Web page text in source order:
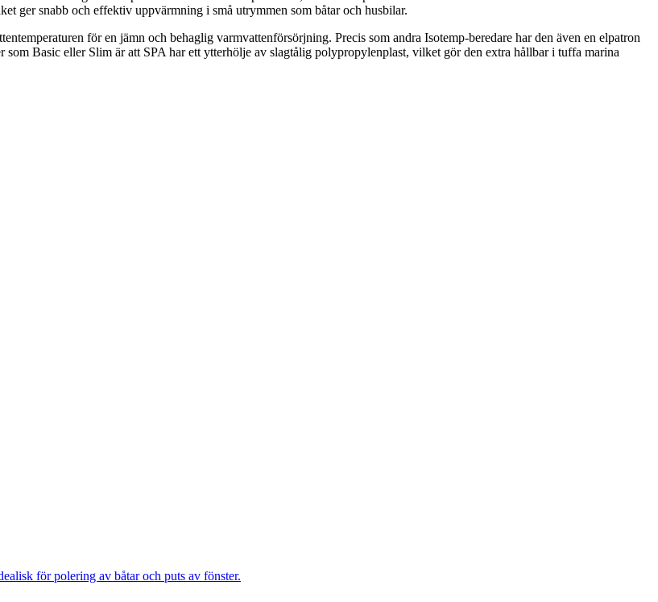
ger snabb och effektiv uppvärmning i små utrymmen som båtar och husbilar.
för en jämn och behaglig varmvattenförsörjning. Precis som andra Isotemp-beredare har den även en elpatron
Basic eller Slim är att SPA har ett ytterhölje av slagtålig polypropylenplast, vilket gör den extra hållbar i tuffa marina